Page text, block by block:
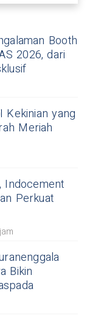
Booth
2026, dari
Kekinian yang
Meriah
Indocement
Perkuat
Bikin